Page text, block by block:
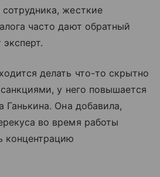
жесткие
часто дают обратный
делать что-то скрытно
у него повышается
Ганькина. Она добавила,
во время работы
концентрацию